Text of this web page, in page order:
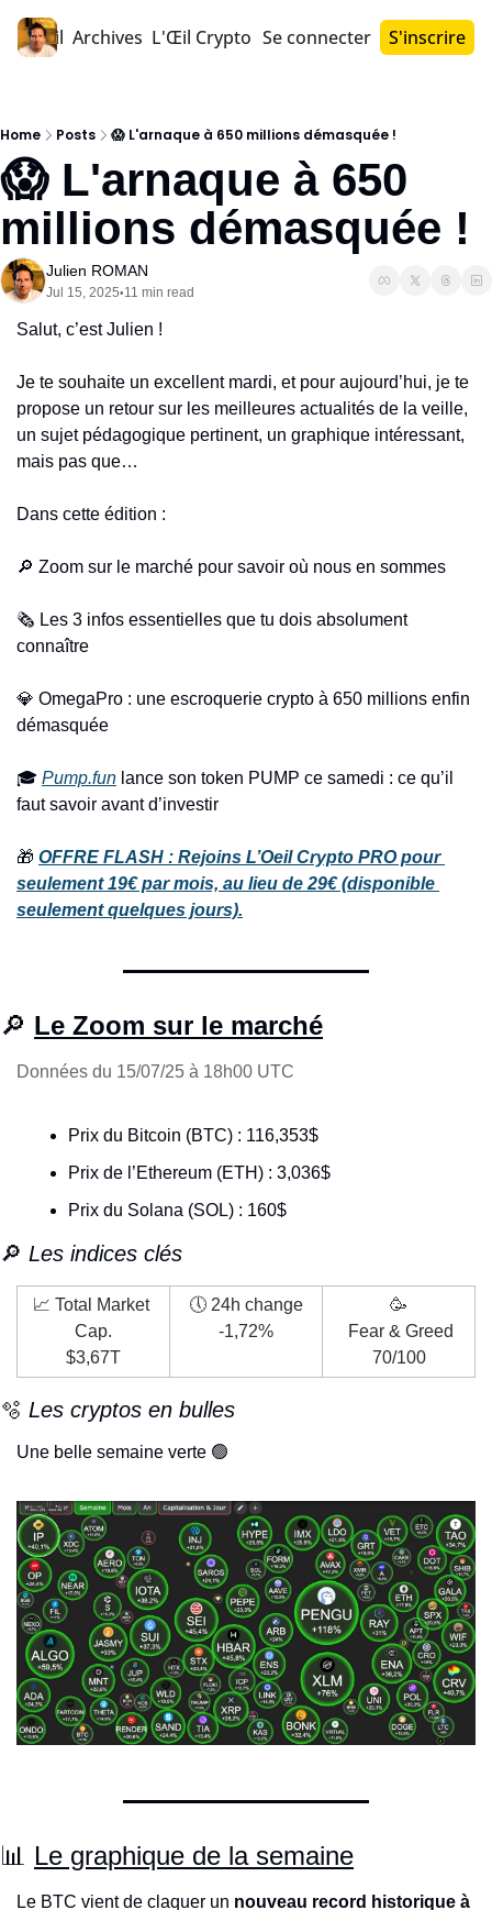
Accueil Archives L'Œil Crypto PRO™Se connecter S'inscrire
Home Posts 😱 L'arnaque à 650 millions démasquée !
😱 L'arnaque à 650
millions démasquée !
Julien ROMAN
Jul 15, 2025•11 min read
Salut, c’est Julien !
Je te souhaite un excellent mardi, et pour aujourd’hui, je te
propose un retour sur les meilleures actualités de la veille,
un sujet pédagogique pertinent, un graphique intéressant,
mais pas que…
Dans cette édition :
🔎 Zoom sur le marché pour savoir où nous en sommes
🗞️ Les 3 infos essentielles que tu dois absolument
connaître
💎 OmegaPro : une escroquerie crypto à 650 millions enfin
démasquée
🎓 Pump.fun lance son token PUMP ce samedi : ce qu’il
faut savoir avant d’investir
🎁 OFFRE FLASH : Rejoins L’Oeil Crypto PRO pour
seulement 19€ par mois, au lieu de 29€ (disponible
seulement quelques jours).
🔎 Le Zoom sur le marché
Données du 15/07/25 à 18h00 UTC
Prix du Bitcoin (BTC) : 116,353$
Prix de l’Ethereum (ETH) : 3,036$
Prix du Solana (SOL) : 160$
🔎 Les indices clés
📈 Total Market
Cap.
$3,67T
🕔 24h change
-1,72%
🥳
Fear & Greed
70/100
🫧 Les cryptos en bulles
Une belle semaine verte 🟢
📊 Le graphique de la semaine
Le BTC vient de claquer un nouveau record historique à